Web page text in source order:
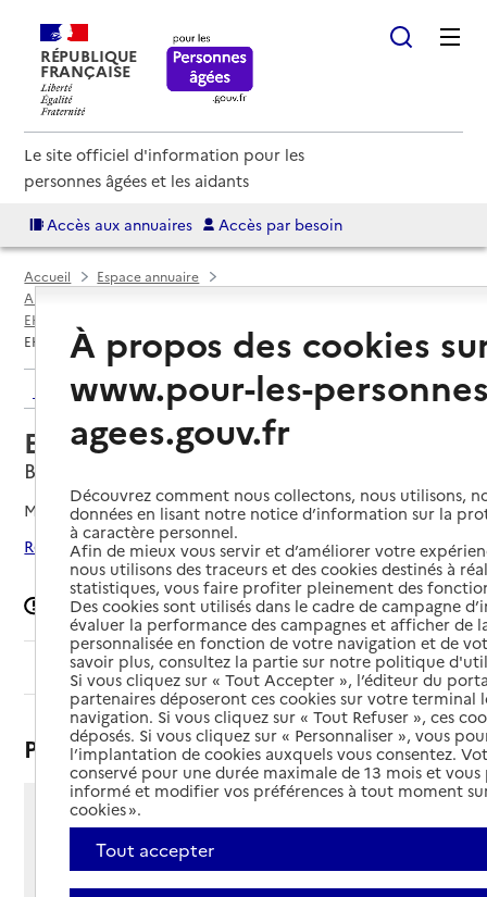
RÉPUBLIQUE
FRANÇAISE
Le site officiel d'information pour les
personnes âgées et les aidants
Accès aux annuaires Accès par besoin
Accueil
Espace annuaire
Annuaire EHPAD et maisons de retraite
EHPAD par département
EHPAD La Chataigneraie
Retour aux résultats de l'annuaire
EHPAD La Chataigneraie
Beynat, CORREZE
Mis à jour le08/09/2024
Rechercher les établissements autour de Beynat
Signaler une erreur
Sommaire
Présentation
59 rue Suzanne Issoulie
LE BOURG
19190 - Beynat
À propos des cookies
www.pour-les-
agees.gouv.fr
Découvrez comment nous collectons, nous utilisons,
données en lisant notre notice d’information sur la
à caractère personnel.
Afin de mieux vous servir et d’améliorer votre
nous utilisons des traceurs et des cookies destinés à
statistiques, vous faire profiter pleinement des
Des cookies sont utilisés dans le cadre de campagne
évaluer la performance des campagnes et afficher de
personnalisée en fonction de votre navigation et de
savoir plus, consultez la partie sur notre politique
Si vous cliquez sur « Tout Accepter », l’éditeur du
partenaires déposeront ces cookies sur votre terminal
navigation. Si vous cliquez sur « Tout Refuser », ces
déposés. Si vous cliquez sur « Personnaliser », vous
l’implantation de cookies auxquels vous consentez.
conservé pour une durée maximale de 13 mois et
informé et modifier vos préférences à tout moment
cookies ».
Tout accepter